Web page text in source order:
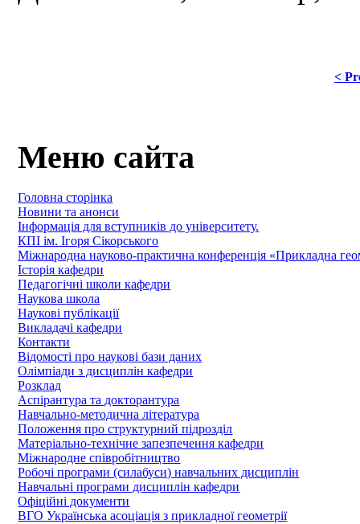
<
Меню сайта
Головна сторінка
Новини та анонси
Інформація для вступників до університету.
КПІ ім. Ігоря Сікорського
Міжнародна науково-практична конференція «Прикладна
Історія кафедри
Педагогічні школи кафедри
Наукова школа
Наукові публікації
Викладачі кафедри
Контакти
Відомості про наукові бази даних
Олімпіади з дисциплін кафедри
Розклад
Аспірантура та докторантура
Навчально-методична література
Положення про структурний підрозділ
Матеріально-технічне запезпечення кафедри
Міжнародне співробітництво
Робочі програми (силабуси) навчальних дисциплін
Навчальні програми дисциплін кафедри
Офіційні документи
ВГО Українська асоціація з прикладної геометрії